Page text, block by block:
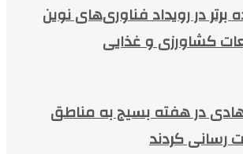
از ۱۰ ایده برتر در رویداد فناوری‌های نوین
کشاورزی و غذایی
جهادی در هفته بسیج به مناطق
رسانی کردند